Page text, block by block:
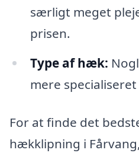
særligt meget
prisen.
Type af hæk:
mere
For at finde det
hækklipning i